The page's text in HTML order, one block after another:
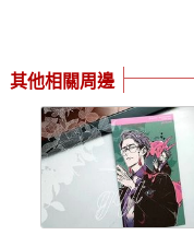
其他相關周邊